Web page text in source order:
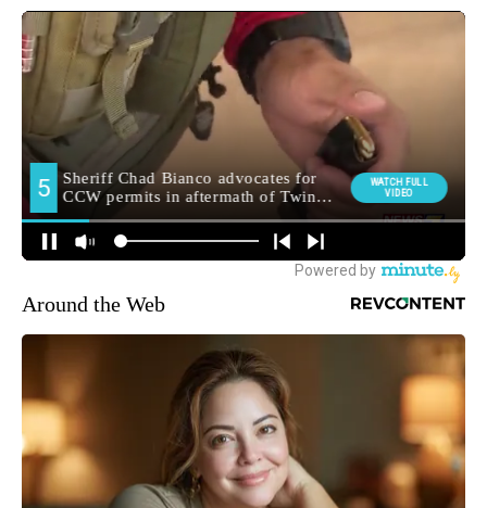
Around the Web